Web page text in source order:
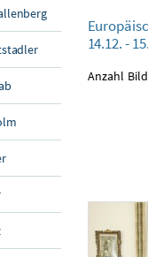
14.12. -
14.12. -
Anzahl